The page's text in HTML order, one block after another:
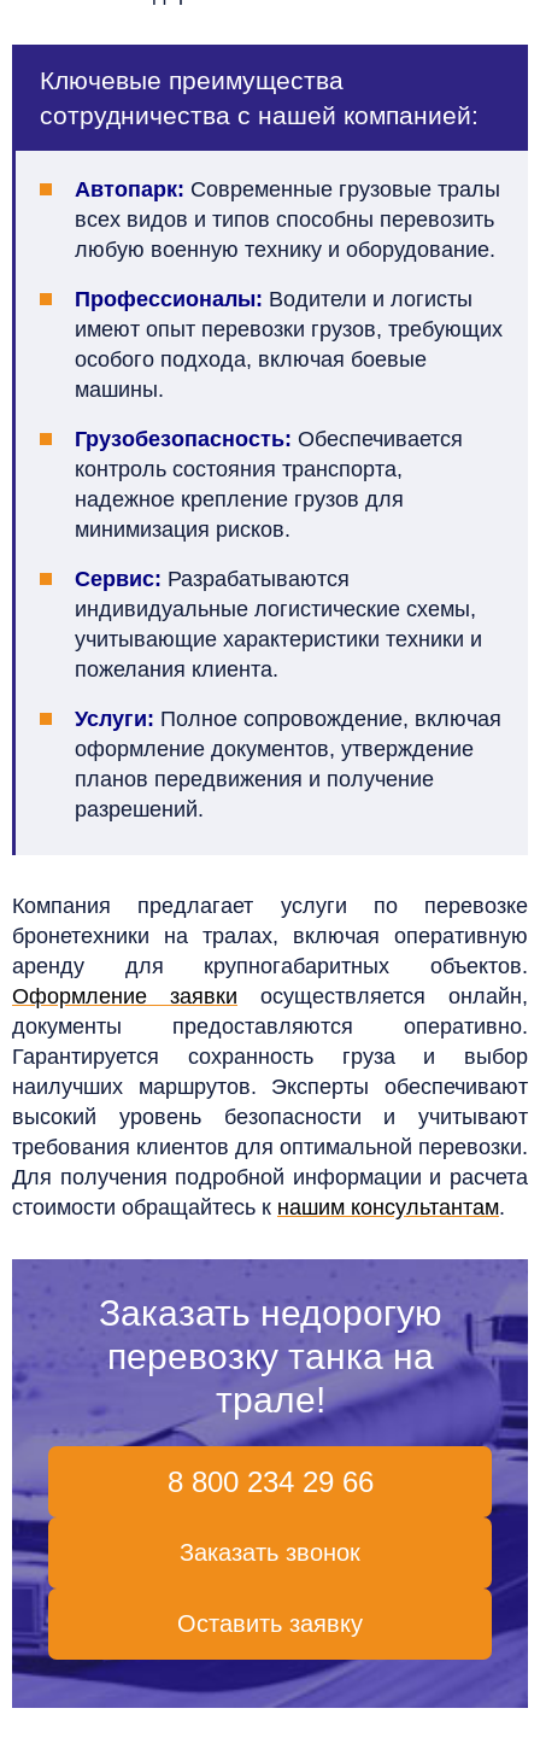
Ключевые преимущества
сотрудничества с нашей компанией:
Автопарк: Современные грузовые тралы
всех видов и типов способны перевозить
любую военную технику и оборудование.
Профессионалы: Водители и логисты
имеют опыт перевозки грузов, требующих
особого подхода, включая боевые
машины.
Грузобезопасность: Обеспечивается
контроль состояния транспорта,
надежное крепление грузов для
минимизация рисков.
Сервис: Разрабатываются
индивидуальные логистические схемы,
учитывающие характеристики техники и
пожелания клиента.
Услуги: Полное сопровождение, включая
оформление документов, утверждение
планов передвижения и получение
разрешений.
Компания предлагает услуги по перевозке
бронетехники на тралах, включая оперативную
аренду для крупногабаритных объектов.
Оформление заявки осуществляется онлайн,
документы предоставляются оперативно.
Гарантируется сохранность груза и выбор
наилучших маршрутов. Эксперты обеспечивают
высокий уровень безопасности и учитывают
требования клиентов для оптимальной перевозки.
Для получения подробной информации и расчета
стоимости обращайтесь к нашим консультантам.
Заказать недорогую
перевозку танка на
трале!
8 800 234 29 66
Заказать звонок
Оставить заявку